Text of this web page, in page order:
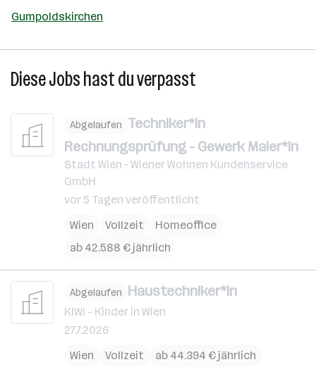
Gumpoldskirchen
Diese Jobs hast du verpasst
Abgelaufen Techniker*in
Rechnungsprüfung - Gewerk Maler*in
Stadt Wien – Wiener Wohnen Kundenservice
GmbH
vor 5 Tagen veröffentlicht
Wien
Vollzeit
Homeoffice
ab 42.588 € jährlich
Abgelaufen Haustechniker*in
KIWI - Kinder in Wien
27.7.2026
Wien
Vollzeit ab 44.394 € jährlich